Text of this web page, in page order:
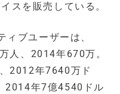
スを販売している。
ィブユーザーは、
人、2014年670万。
2012年7640万ド
2014年7億4540ドル